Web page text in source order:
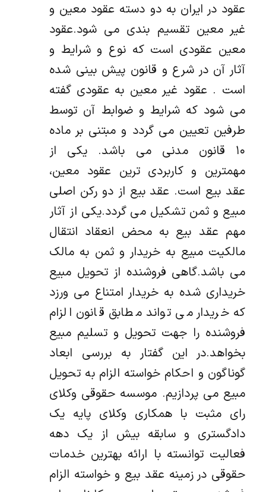
عقود در ایران به دو دسته عقود معین و
غیر معین تقسیم بندی می شود.عقود
معین عقودی است که نوع و شرایط و
آثار آن در شرع و قانون پیش بینی شده
است . عقود غیر معین به عقودی گفته
می شود که شرایط و ضوابط آن توسط
طرفین تعیین می گردد و مبتنی بر ماده
۱۰ قانون مدنی می باشد. یکی از
مهمترین و کاربردی ترین عقود معین،
عقد بیع است. عقد بیع از دو رکن اصلی
مبیع و ثمن تشکیل می گردد.یکی از آثار
مهم عقد بیع به محض انعقاد انتقال
مالکیت مبیع به خریدار و ثمن به مالک
می باشد.گاهی فروشنده از تحویل مبیع
خریداری شده به خریدار امتناع می ورزد
که خریدار می تواند مطابق قانون الزام
فروشنده را جهت تحویل و تسلیم مبیع
بخواهد.در این گفتار به بررسی ابعاد
گوناگون و احکام خواسته الزام به تحویل
مبیع می پردازیم. موسسه حقوقی وکلای
رای مثبت با همکاری وکلای پایه یک
دادگستری و سابقه بیش از یک دهه
فعالیت توانسته با ارائه بهترین خدمات
حقوقی در زمینه عقد بیع و خواسته الزام